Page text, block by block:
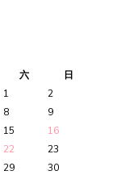
六
日
1
2
8
9
15
16
22
23
29
30